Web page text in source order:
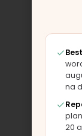
na
20